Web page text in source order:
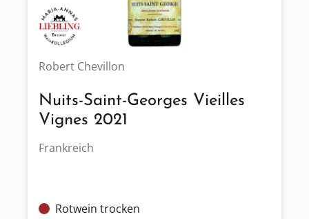
Robert Chevillon
Nuits-Saint-Georges Vieilles
Vignes 2021
Frankreich
Rotwein trocken